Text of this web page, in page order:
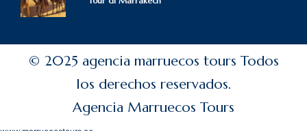
© 2025 agencia marruecos tours Todos
los derechos reservados.
Agencia Marruecos Tours